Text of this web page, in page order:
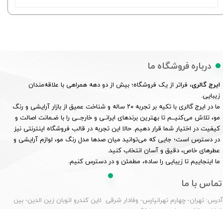
درباره فروشگاه ما
ایرج گالری، فراتر از یک فروشگاه؛ بیش از دو دهه همراهی با علاقه‌مندان
زیبایی.
ما در ایرج گالری با تکیه بر تجربه ۲۰ ساله و شناخت عمیق از بازار آرایشی و رنگ
مو، تلاش می‌کنیــم تا بهترین برندهای ایرانـی و خارجــی را با ضـمانت اصالت و
کیفیت در اختیار شما قرار دهیم. حالا این تجربه در قالب فروشگاه اینترنتی نیز
در دسترس است؛ جایی که می‌توانید میان صدها مدل رنگ مو، لوازم آرایشی و
عطرهای خاص، دقیق و آسان انتخاب کنید.
ما اینجاییم تا زیبایی را ساده، مطمئن و در دسترس کنیم.
تماس با ما
آدرس: تهران- چهارم تهرانپارس- وفادار شرقی لاین کندرو اتوبان زین الدین- بین